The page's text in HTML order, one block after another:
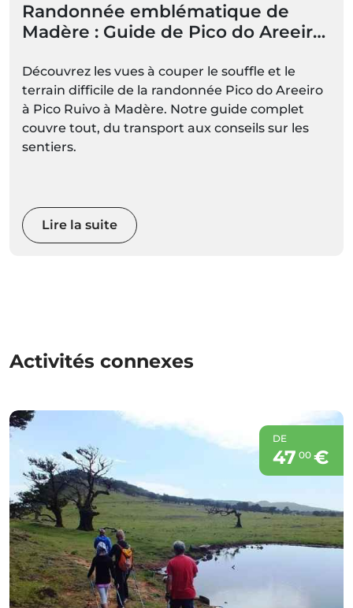
Randonnée emblématique de
Madère : Guide de Pico do Areeiro
Découvrez les vues à couper le souffle et le
terrain difficile de la randonnée Pico do Areeiro
à Pico Ruivo à Madère. Notre guide complet
couvre tout, du transport aux conseils sur les
sentiers.
Lire la suite
Activités connexes
DE
47 00€